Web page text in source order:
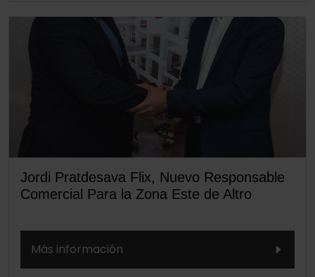
Jordi Pratdesava Flix, Nuevo Responsable
Comercial Para la Zona Este de Altro
Más información